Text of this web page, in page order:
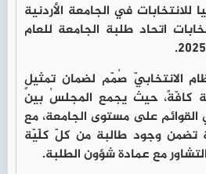
للانتخابات في الجامعة الأردنية
اتحاد طلبة الجامعة للعام
الانتخابيّ صُمّم لضمان تمثيلٍ
كافّةً، حيث يجمع المجلسُ بين
على مستوى الجامعة، مع
تضمن وجود طالبة من كلّ كلّيّة
مع عمادة شؤون الطلبة.